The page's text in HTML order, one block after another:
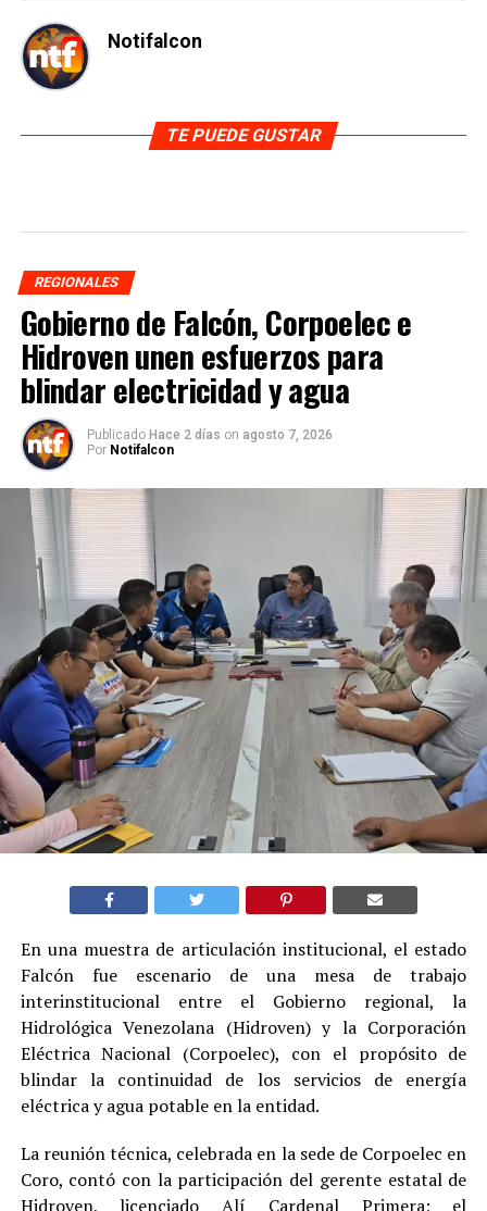
Notifalcon
TE PUEDE GUSTAR
REGIONALES
Gobierno de Falcón, Corpoelec e
Hidroven unen esfuerzos para
blindar electricidad y agua
Publicado Hace 2 días on agosto 7, 2026
Por Notifalcon
En una muestra de articulación institucional, el estado
Falcón fue escenario de una mesa de trabajo
interinstitucional entre el Gobierno regional, la
Hidrológica Venezolana (Hidroven) y la Corporación
Eléctrica Nacional (Corpoelec), con el propósito de
blindar la continuidad de los servicios de energía
eléctrica y agua potable en la entidad.
La reunión técnica, celebrada en la sede de Corpoelec en
Coro, contó con la participación del gerente estatal de
Hidroven, licenciado Alí Cardenal Primera; el